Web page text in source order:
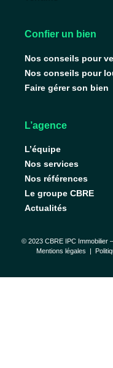
Confier un bien
Nos conseils pour
Nos conseils pour
Faire gérer son bien
L’agence
L’équipe
Nos services
Nos références
Le groupe CBRE
Actualités
© 2023 CBRE IPC Immobilier
Mentions légales